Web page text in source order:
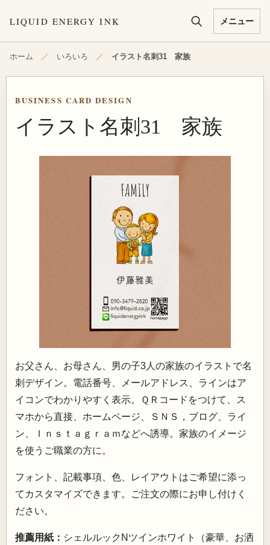
LIQUID ENERGY INK メニュー
ホーム ／ いろいろ ／ イラスト名刺31 家族
BUSINESS CARD DESIGN
イラスト名刺31 家族
お父さん、お母さん、男の子3人の家族のイラストで名
刺デザイン。電話番号、メールアドレス、ラインはア
イコンでわかりやすく表示。ＱＲコードをつけて、ス
マホから直接、ホームページ、ＳＮＳ，ブログ、ライ
ン、Ｉｎｓｔａｇｒａｍなどへ誘導。家族のイメージ
を使うご職業の方に。
フォント、記載事項、色、レイアウトはご希望に添っ
てカスタマイズできます。ご注文の際にお申し付けく
ださい。
推薦用紙： シェルルックNツインホワイト（豪華、お洒